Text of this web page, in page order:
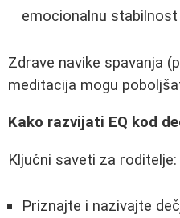
emocionalnu stabilnost
Zdrave navike spavanja
meditacija mogu
Kako razvijati EQ kod
Ključni saveti za roditelje:
Priznajte i nazivajte